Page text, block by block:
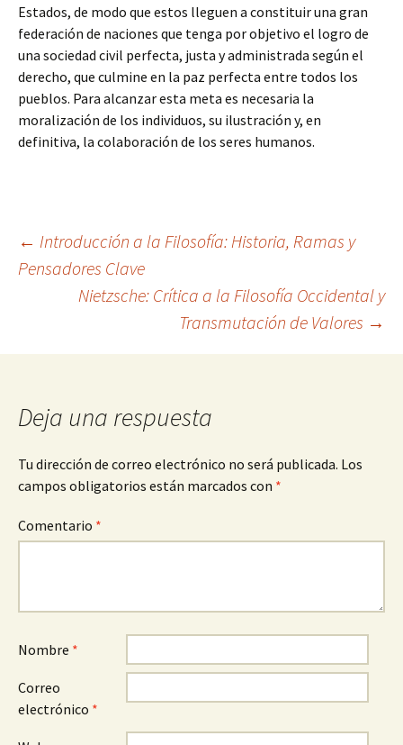
Estados, de modo que estos lleguen a constituir una gran
federación de naciones que tenga por objetivo el logro de
una sociedad civil perfecta, justa y administrada según el
derecho, que culmine en la paz perfecta entre todos los
pueblos. Para alcanzar esta meta es necesaria la
moralización de los individuos, su ilustración y, en
definitiva, la colaboración de los seres humanos.
Navegación
entradas
← Introducción a la Filosofía: Historia, Ramas y
Pensadores Clave
Nietzsche: Crítica a la Filosofía Occidental y
Transmutación de Valores →
Deja una respuesta
Tu dirección de correo electrónico no será publicada. Los
campos obligatorios están marcados con *
Comentario *
Nombre *
Correo
electrónico *